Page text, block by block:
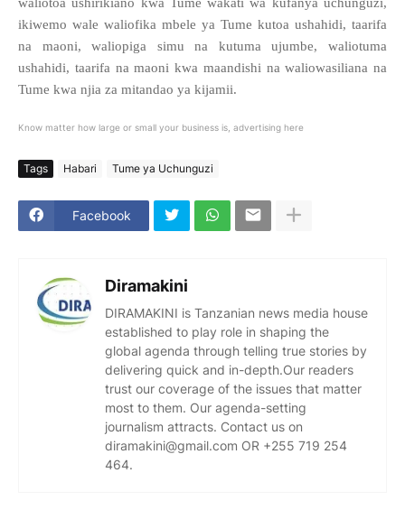
ikiwemo wale waliofika mbele ya Tume kutoa ushahidi, taarifa
na maoni, waliopiga simu na kutuma ujumbe, waliotuma
ushahidi, taarifa na maoni kwa maandishi na waliowasiliana na
Tume kwa njia za mitandao ya kijamii.
Know matter how large or small your business is, advertising here
Tags Habari Tume ya Uchunguzi
Facebook
Diramakini
DIRAMAKINI is Tanzanian news media house
established to play role in shaping the
global agenda through telling true stories by
delivering quick and in-depth.Our readers
trust our coverage of the issues that matter
most to them. Our agenda-setting
journalism attracts. Contact us on
diramakini@gmail.com OR +255 719 254
464.